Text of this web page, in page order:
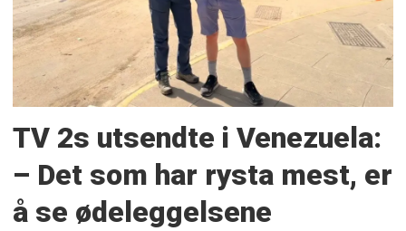
TV 2s utsendte i Venezuela:
– Det som har rysta mest, er
å se ødeleggelsene